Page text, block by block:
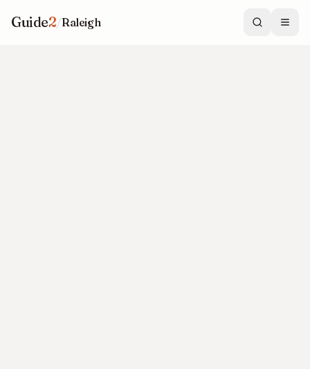
Guide2/Raleigh